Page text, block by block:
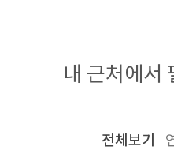
내 근처에서
전체보기